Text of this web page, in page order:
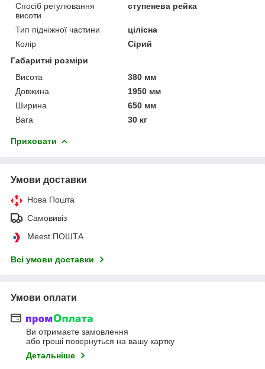
Спосіб регулювання
висоти
ступенева рейка
Тип підніжної частини
цілісна
Колір
Сірий
Габаритні розміри
Висота
380 мм
Довжина
1950 мм
Ширина
650 мм
Вага
30 кг
Приховати
Умови доставки
Нова Пошта
Самовивіз
Meest ПОШТА
Всі умови доставки
Умови оплати
Ви отримаєте замовлення
або гроші повернуться на вашу картку
Детальніше